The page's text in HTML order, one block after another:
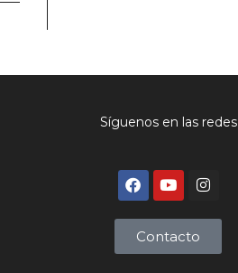
Síguenos en las redes
Contacto